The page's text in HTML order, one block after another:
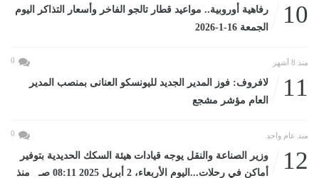
10
رفاهية أوروبية.. مواعيد قطار تالجو الفاخر وأسعار التذاكر اليوم
الجمعة 16-1-2026
منذ 8 أشهر 0
11
لافروف: فوز المدير الجديد لليونسكو العنانى بمنصب المدير
العام مؤشر مشجع
منذ عام واحد 0
12
وزير الصناعة والنقل يوجه قيادات هيئة السكك الحديدية بتوفير
أماكن في رحلات...اليوم الأربعاء، 2 أبريل 2025 08:11 صـ منذ